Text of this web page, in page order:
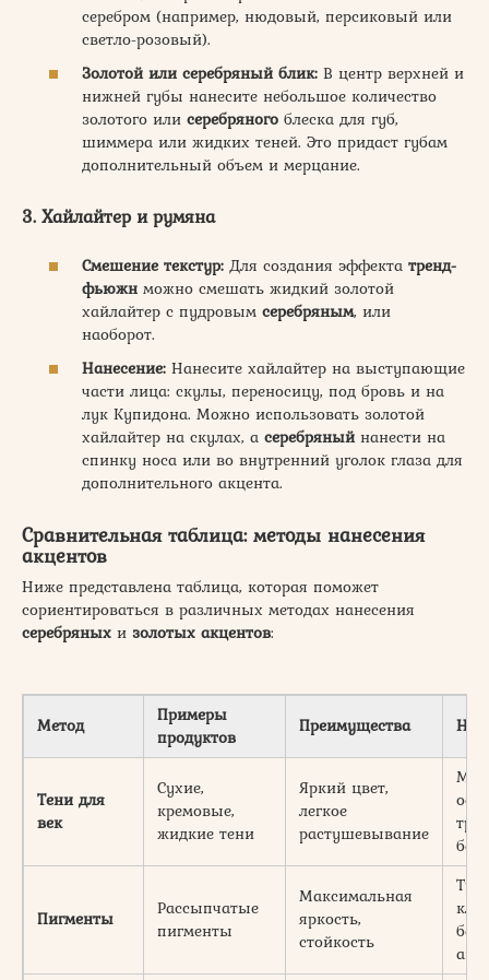
серебром (например, нюдовый, персиковый или
светло-розовый).
Золотой или серебряный блик: В центр верхней и
нижней губы нанесите небольшое количество
золотого или серебряного блеска для губ,
шиммера или жидких теней. Это придаст губам
дополнительный объем и мерцание.
3. Хайлайтер и румяна
Смешение текстур: Для создания эффекта тренд-
фьюжн можно смешать жидкий золотой
хайлайтер с пудровым серебряным, или
наоборот.
Нанесение: Нанесите хайлайтер на выступающие
части лица: скулы, переносицу, под бровь и на
лук Купидона. Можно использовать золотой
хайлайтер на скулах, а серебряныйнанести на
спинку носа или во внутренний уголок глаза для
дополнительного акцента.
Сравнительная таблица: методы нанесения
акцентов
Ниже представлена таблица, которая поможет
сориентироваться в различных методах нанесения
серебряных и золотых акцентов:
Метод
Примеры
продуктов
Преимущества
Тени для
век
Сухие,
кремовые,
жидкие тени
Яркий цвет,
легкое
растушевывание
Пигменты
Рассыпчатые
пигменты
Максимальная
яркость,
стойкость